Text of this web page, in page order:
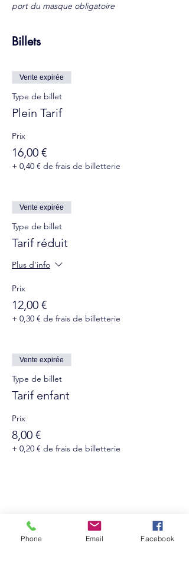
port du masque obligatoire
Billets
Vente expirée
Type de billet
Plein Tarif
Prix
16,00 €
+ 0,40 € de frais de billetterie
Vente expirée
Type de billet
Tarif réduit
Plus d'info
Prix
12,00 €
+ 0,30 € de frais de billetterie
Vente expirée
Type de billet
Tarif enfant
Prix
8,00 €
+ 0,20 € de frais de billetterie
Phone Email Facebook